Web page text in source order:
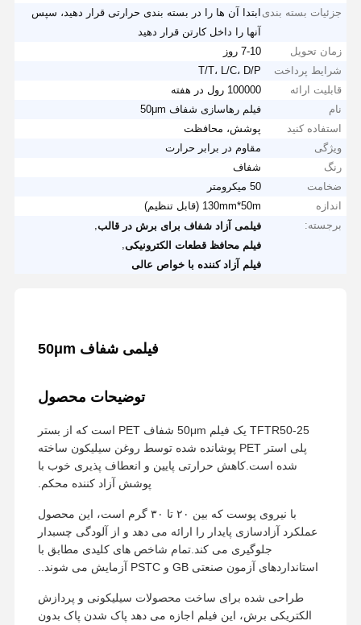
جزئیات بسته بندی ابتدا آن ها را در بسته بندی حرارتی قرار دهید، سپس
آنها را داخل کارتن قرار دهید
زمان تحویل
7-10 روز
شرایط پرداخت
T/T، L/C، D/P
قابلیت ارائه
100000 رول در هفته
نام
فیلم رهاسازی شفاف 50μm
استفاده کنید
پوشش، محافظت
ویژگی
مقاوم در برابر حرارت
رنگ
شفاف
ضخامت
50 میکرومتر
اندازه
130mm*50m (قابل تنظیم)
برجسته:
فیلمی آزاد شفاف برای برش در قالب
فیلم محافظ قطعات الکترونیکی
فیلم آزاد کننده با خواص عالی
فیلمی شفاف 50μm
توضیحات محصول
TFTR50-25 یک فیلم 50μm شفاف PET است که از بستر
پلی استر PET پوشانده شده توسط روغن سیلیکون ساخته
شده است.کاهش حرارتی پایین و انعطاف پذیری خوب با
پوشش آزاد کننده محکم.
با نیروی پوست که بین ۲۰ تا ۳۰ گرم است، این محصول
عملکرد آزادسازی پایدار را ارائه می دهد و از آلودگی چسبدار
جلوگیری می کند.تمام شاخص های کلیدی مطابق با
استانداردهای آزمون صنعتی GB و PSTC آزمایش می شوند..
طراحی شده برای ساخت محصولات سیلیکونی و پردازش
الکتریکی برش، این فیلم اجازه می دهد پاک شدن پاک بدون